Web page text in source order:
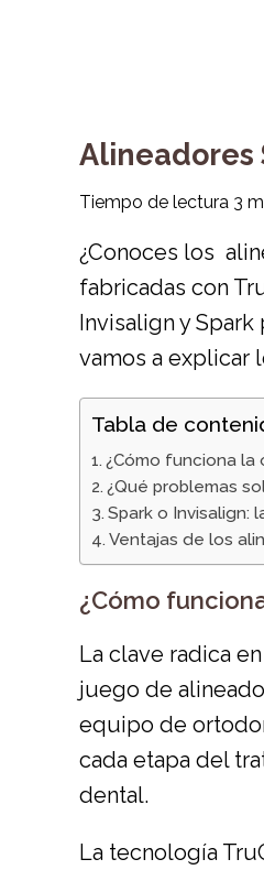
Alineadores
Tiempo de lectura 3
¿Conoces los
fabricadas con
Invisalign y
vamos a explicar
Tabla de
¿Cómo funciona la
¿Qué problemas
Spark o Invisalign:
Ventajas de los
¿Cómo
La clave radica
juego de
equipo de
cada etapa del
dental.
La tecnología